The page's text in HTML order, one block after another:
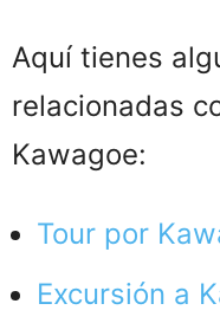
Aquí tienes
relacionadas
Kawagoe:
Tour por
Excursión a